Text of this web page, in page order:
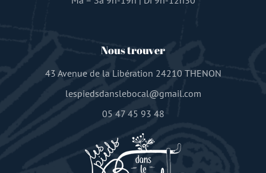
Nous trouver
43 Avenue de la Libération 24210 THENON
lespiedsdanslebocal@gmail.com
05 47 45 93 48